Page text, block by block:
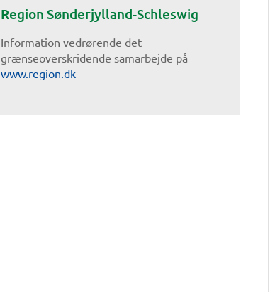
Region Sønderjylland-Schleswig
Information vedrørende det
grænseoverskridende samarbejde på
www.region.dk